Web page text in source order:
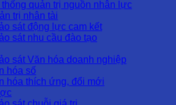
thống quản trị nguồn nhân lực
trị nhân tài
sát động lực cam kết
sát nhu cầu đào tạo
sát Văn hóa doanh nghiệp
hóa số
hóa thích ứng, đổi mới